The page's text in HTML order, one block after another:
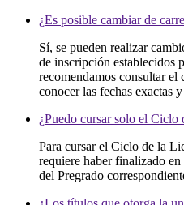
¿Es posible cambiar de
Sí, se pueden realizar
de inscripción establecidos
recomendamos consultar el
conocer las fechas exactas
¿Puedo cursar solo el
Para cursar el Ciclo de la
requiere haber finalizado
del Pregrado